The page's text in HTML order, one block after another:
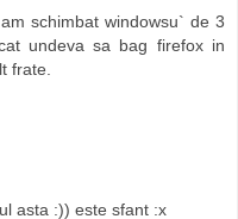
schimbat windowsu` de 3
undeva sa bag firefox in
frate.
asta :)) este sfant :x